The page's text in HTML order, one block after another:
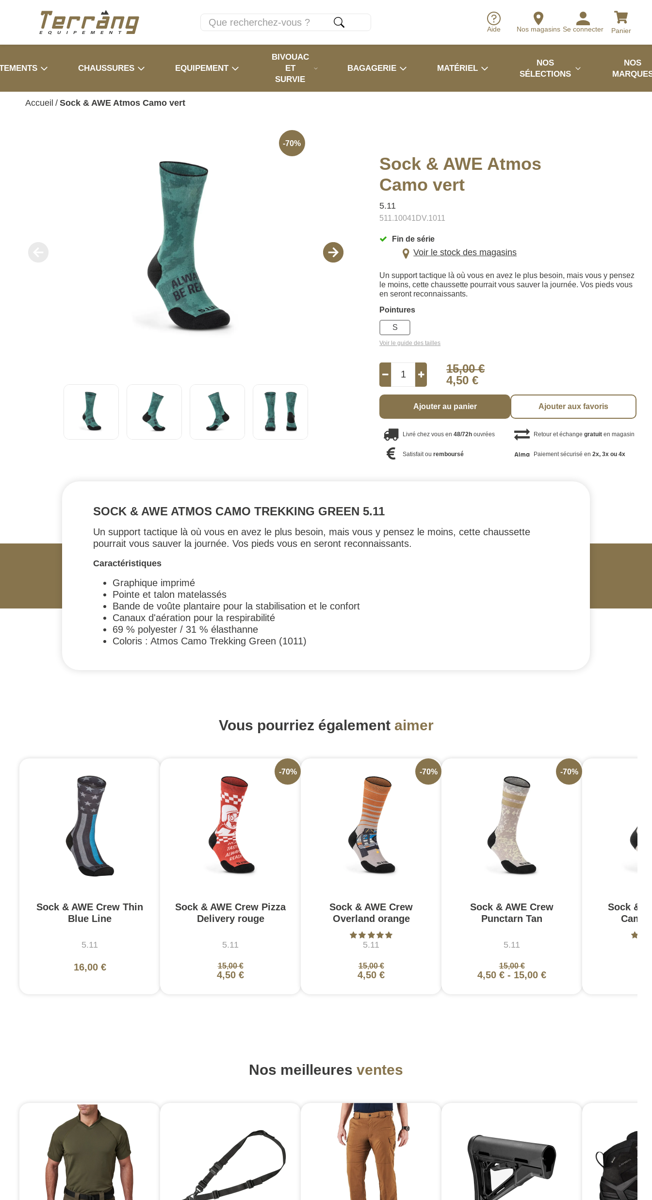
Aide Nos magasins Se connecter Panier
CHAUSSURES EQUIPEMENT
BIVOUAC
ET
SURVIE
BAGAGERIE MATÉRIEL
NOS
SÉLECTIONS
NOS
Accueil / Sock & AWE Atmos Camo vert
-70%
Sock & AWE Atmos
Camo vert
5.11
511.10041DV.1011
Fin de série
Voir le stock des magasins
Un support tactique là où vous en avez le plus besoin, mais vous y pensez
le moins, cette chaussette pourrait vous sauver la journée. Vos pieds vous
en seront reconnaissants.
Pointures
S
Voir le guide des tailles
15,00 €
4,50 €
Ajouter au panier Ajouter aux favoris
Livré chez vous en48/72h ouvrées Retour et échange gratuiten magasin
Satisfait ouremboursé Paiement sécurisé en 2x, 3x ou 4x
SOCK & AWE ATMOS CAMO TREKKING GREEN 5.11
Un support tactique là où vous en avez le plus besoin, mais vous y pensez le moins, cette chaussette
pourrait vous sauver la journée. Vos pieds vous en seront reconnaissants.
Caractéristiques
Graphique imprimé
Pointe et talon matelassés
Bande de voûte plantaire pour la stabilisation et le confort
Canaux d'aération pour la respirabilité
69 % polyester / 31 % élasthanne
Coloris : Atmos Camo Trekking Green (1011)
Vous pourriez également aimer
Sock & AWE Crew Thin
Blue Line
5.11
16,00 €
Sock & AWE Crew Pizza
Delivery rouge
5.11
15,00 €
4,50 €
-70%
Sock & AWE Crew
Overland orange
5.11
15,00 €
4,50 €
-70%
Sock & AWE Crew
Punctarn Tan
5.11
15,00 €
4,50 € - 15,00 €
-70%
Sock &
Camo
Nos meilleures ventes